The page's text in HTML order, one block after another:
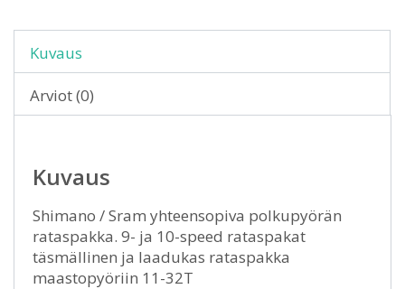
Kuvaus
Arviot (0)
Kuvaus
Shimano / Sram yhteensopiva polkupyörän
rataspakka. 9- ja 10-speed rataspakat
täsmällinen ja laadukas rataspakka
maastopyöriin 11-32T